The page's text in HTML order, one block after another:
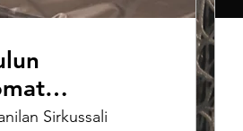
Sirkussali